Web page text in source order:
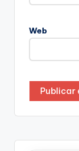
Web